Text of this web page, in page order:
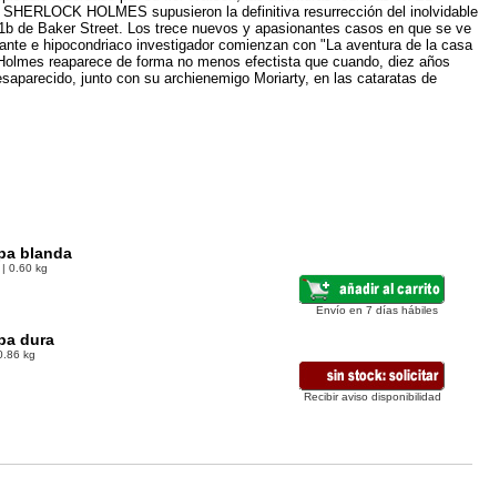
HOLMES supusieron la definitiva resurrección del inolvidable
de Baker Street. Los trece nuevos y apasionantes casos en que se ve
e hipocondriaco investigador comienzan con "La aventura de la casa
reaparece de forma no menos efectista que cuando, diez años
junto con su archienemigo Moriarty, en las cataratas de
blanda
0.60 kg
Envío en 7 días hábiles
dura
kg
Recibir aviso disponibilidad